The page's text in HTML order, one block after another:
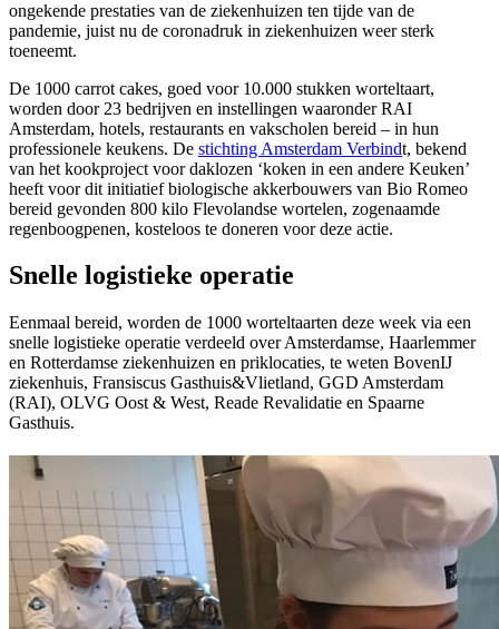
ongekende prestaties van de ziekenhuizen ten tijde van de
pandemie, juist nu de coronadruk in ziekenhuizen weer sterk
toeneemt.
De 1000 carrot cakes, goed voor 10.000 stukken worteltaart,
worden door 23 bedrijven en instellingen waaronder RAI
Amsterdam, hotels, restaurants en vakscholen bereid – in hun
professionele keukens. De stichting Amsterdam Verbindt, bekend
van het kookproject voor daklozen ‘koken in een andere Keuken’
heeft voor dit initiatief biologische akkerbouwers van Bio Romeo
bereid gevonden 800 kilo Flevolandse wortelen, zogenaamde
regenboogpenen, kosteloos te doneren voor deze actie.
Snelle logistieke operatie
Eenmaal bereid, worden de 1000 worteltaarten deze week via een
snelle logistieke operatie verdeeld over Amsterdamse, Haarlemmer
en Rotterdamse ziekenhuizen en priklocaties, te weten BovenIJ
ziekenhuis, Fransiscus Gasthuis&Vlietland, GGD Amsterdam
(RAI), OLVG Oost & West, Reade Revalidatie en Spaarne
Gasthuis.